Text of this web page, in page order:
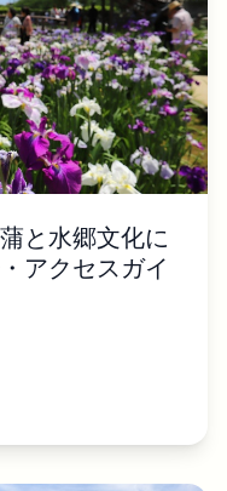
と水郷文化に
アクセスガイ